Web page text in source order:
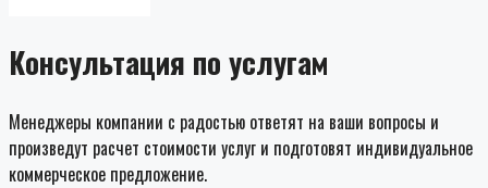
Консультация по услугам
Менеджеры компании с радостью ответят на ваши вопросы и
произведут расчет стоимости услуг и подготовят индивидуальное
коммерческое предложение.